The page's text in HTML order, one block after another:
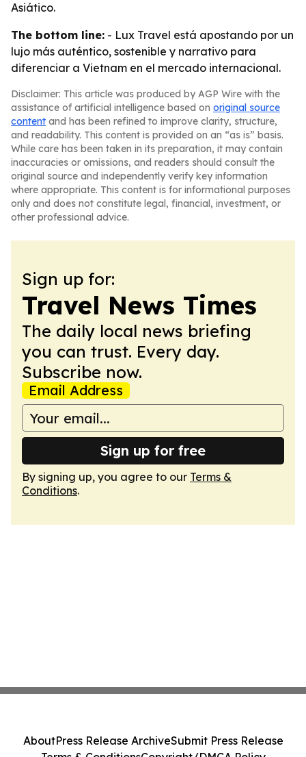
Asiático.
The bottom line: - Lux Travel está apostando por un
lujo más auténtico, sostenible y narrativo para
diferenciar a Vietnam en el mercado internacional.
Disclaimer: This article was produced by AGP Wire with the
assistance of artificial intelligence based on original source
content and has been refined to improve clarity, structure,
and readability. This content is provided on an “as is” basis.
While care has been taken in its preparation, it may contain
inaccuracies or omissions, and readers should consult the
original source and independently verify key information
where appropriate. This content is for informational purposes
only and does not constitute legal, financial, investment, or
other professional advice.
Sign up for:
Travel News Times
The daily local news briefing
you can trust. Every day.
Subscribe now.
Email Address
Sign up for free
By signing up, you agree to our Terms &
Conditions.
AboutPress Release ArchiveSubmit Press Release